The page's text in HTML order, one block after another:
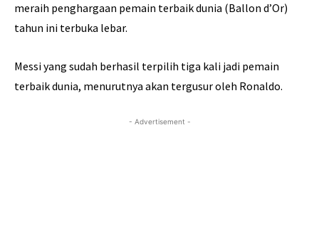
meraih penghargaan pemain terbaik dunia (Ballon d’Or)
tahun ini terbuka lebar.
Messi yang sudah berhasil terpilih tiga kali jadi pemain
terbaik dunia, menurutnya akan tergusur oleh Ronaldo.
- Advertisement -